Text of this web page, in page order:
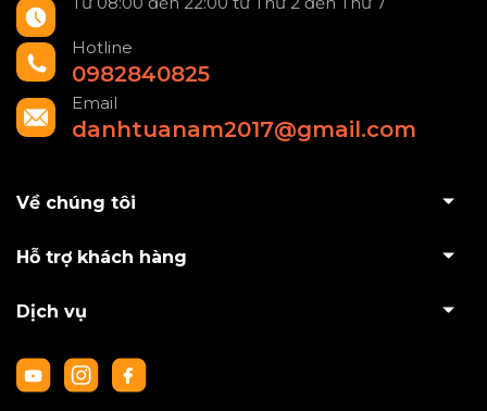
Hotline
0982840825
Email
danhtuanam2017@gmail.com
Về chúng tôi
Hỗ trợ khách hàng
Dịch vụ